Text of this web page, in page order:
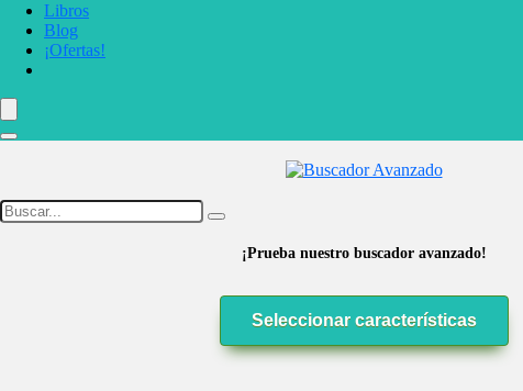
Libros
Blog
¡Ofertas!
¡Prueba nuestro buscador avanzado!
Seleccionar características